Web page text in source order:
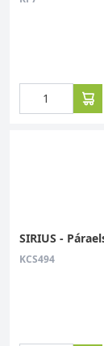
SIRIUS -
KCS494